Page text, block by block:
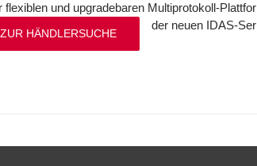
flexiblen und upgradebaren Multiprotokoll-
der neuen IDAS-
ZUR HÄNDLERSUCHE